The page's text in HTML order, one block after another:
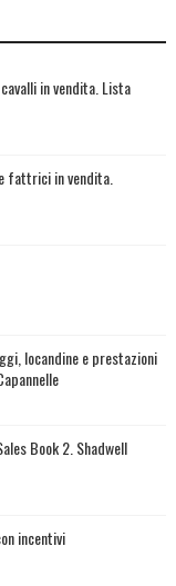
in vendita. Lista
fattrici in vendita.
locandine e prestazioni
Book 2. Shadwell
incentivi